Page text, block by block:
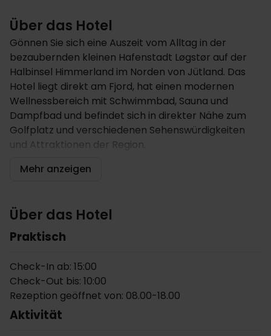
Über das Hotel
Gönnen Sie sich eine Auszeit vom Alltag in der
bezaubernden kleinen Hafenstadt Løgstør auf der
Halbinsel Himmerland im Norden von Jütland. Das
Hotel liegt direkt am Fjord, hat einen modernen
Wellnessbereich mit Schwimmbad, Sauna und
Dampfbad und befindet sich in direkter Nähe zum
Golfplatz und verschiedenen Sehenswürdigkeiten
und Attraktionen der Region.
Hotel
Angebot des Restaurants gehören außerdem
warme Küche am Abend, Lunchboxen oder
bei einem Erfrischungsgetränk oder einem kühlen
Bier im englischen Pub des Hotels ausklingen lassen.
Hier gibt es auch regelmässig ein
Unterhaltungsprogramm für Gäste mit Live-Musik
den Wochenenden.
Mehr anzeigen
Über das Hotel
Praktisch
Check-In ab: 15:00
Check-Out bis: 10:00
Rezeption geöffnet von: 08.00-18.00
Aktivität